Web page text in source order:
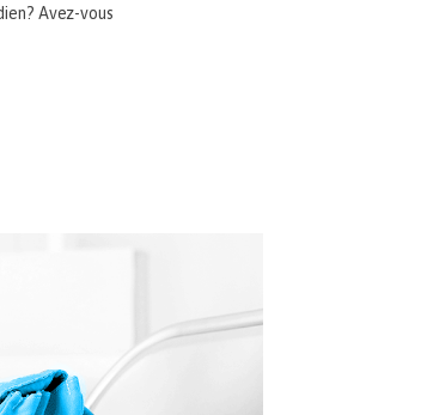
Avez-vous